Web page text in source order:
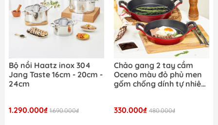
Bộ nồi Haatz inox 304
Jang Taste 16cm - 20cm -
24cm
1.290.000₫ 1.690.000₫
Chảo gang 2 tay cầm
Oceno màu đỏ phủ men
gốm chống dính tự nhiên
330.000₫ 480.000₫